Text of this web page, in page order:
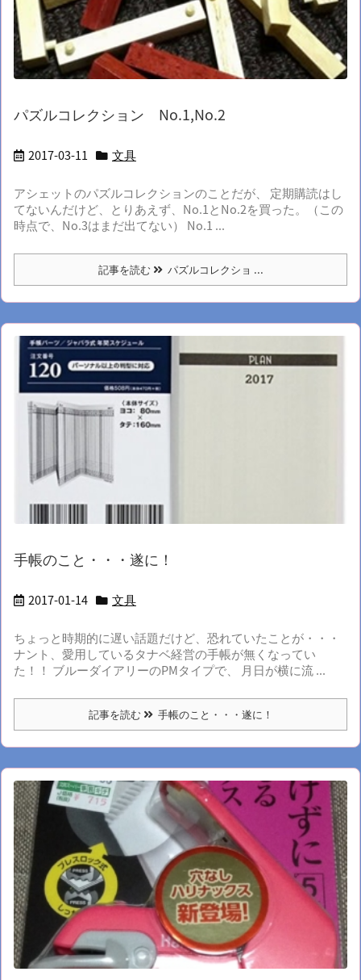
パズルコレクション No.1,No.2
2017-03-11 文具
アシェットのパズルコレクションのことだが、 定期購読はし
てないんだけど、とりあえず、No.1とNo.2を買った。（この
時点で、No.3はまだ出てない） No.1 ...
記事を読む パズルコレクショ ...
手帳のこと・・・遂に！
2017-01-14 文具
ちょっと時期的に遅い話題だけど、恐れていたことが・・・
ナント、愛用しているタナベ経営の手帳が無くなってい
た！！ ブルーダイアリーのPMタイプで、 月日が横に流 ...
記事を読む 手帳のこと・・・遂に！